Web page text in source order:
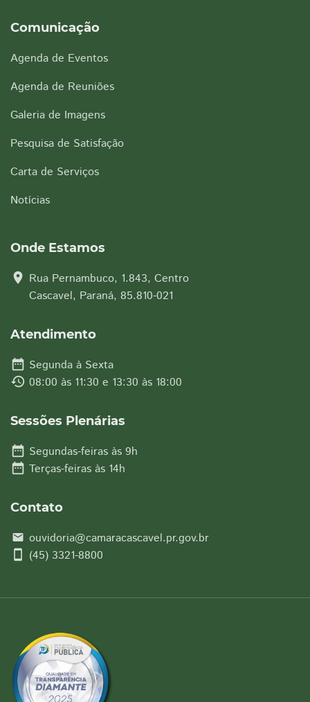
Comunicação
Agenda de Eventos
Agenda de Reuniões
Galeria de Imagens
Pesquisa de Satisfação
Carta de Serviços
Notícias
Onde Estamos
location_on Rua Pernambuco, 1.843, Centro
Cascavel, Paraná, 85.810-021
Atendimento
date_range Segunda à Sexta
history 08:00 às 11:30 e 13:30 às 18:00
Sessões Plenárias
date_range Segundas-feiras às 9h
date_range Terças-feiras às 14h
Contato
email ouvidoria@camaracascavel.pr.gov.br
smartphone (45) 3321-8800